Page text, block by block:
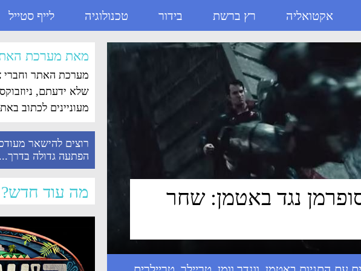
אקטואליה רץ ברשת בידור טכנולוגיה לייף סטייל הצדק - ניוזבוקס
נגד באטמן: שחר
מאת מערכת
מערכת האתר וחברי
שלא ידעתם,
מעוניינים לכתוב
רוצים להישאר
הפתעה גדולה בדרך...
מה עוד חדש?